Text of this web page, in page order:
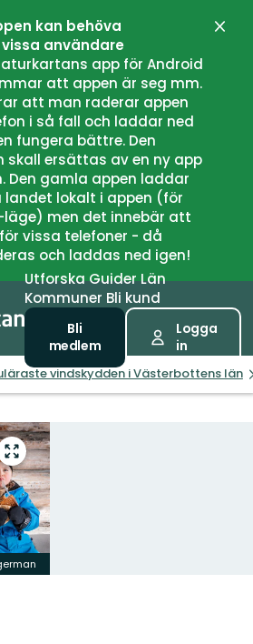
kan behöva
användare
app för Android
att appen är seg mm.
att man raderar appen
i så fall och laddar ned
fungera bättre. Den
skall ersättas av en ny app
Den gamla appen laddar
lokalt i appen (för
men det innebär att
vissa telefoner - då
och laddas ned igen!
UtforskaGuiderLän
Kommuner Bli kund
Bli
medlem
Logga
in
vindskydden i Västerbottens län
Gå
till
helskärmsläge